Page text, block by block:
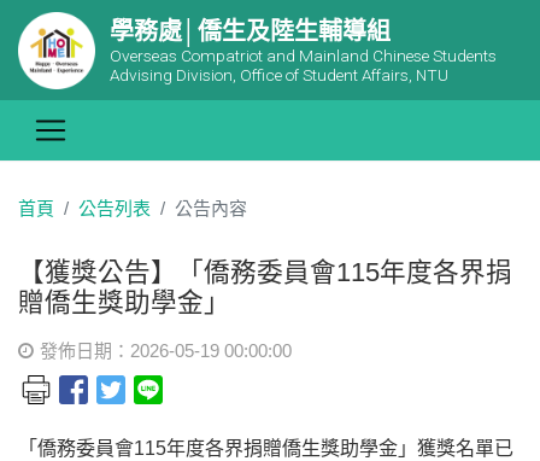
學務處│僑生及陸生輔導組
Overseas Compatriot and Mainland Chinese Students
Advising Division, Office of Student Affairs, NTU
首頁 公告列表 公告內容
【獲獎公告】「僑務委員會115年度各界捐
贈僑生獎助學金」
發佈日期：2026-05-19 00:00:00
「僑務委員會115年度各界捐贈僑生獎助學金」獲獎名單已